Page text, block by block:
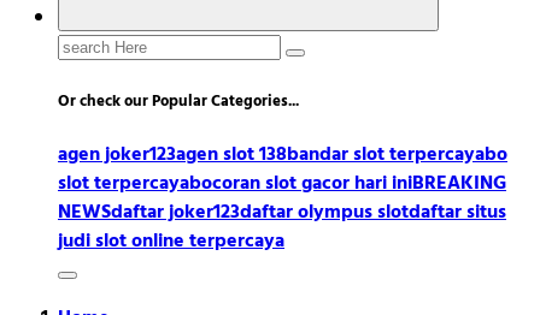
Search
Or check our Popular Categories...
agen joker123agen slot 138bandar slot terpercayabo
slot terpercayabocoran slot gacor hari iniBREAKING
NEWSdaftar joker123daftar olympus slotdaftar situs
judi slot online terpercaya